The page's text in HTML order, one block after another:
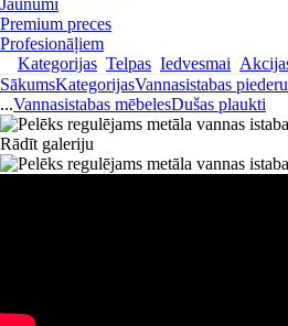
Jaunumi
Premium preces
Profesionāļiem
Kategorijas Telpas Iedvesmai
SākumsKategorijasVannasistabas
...Vannasistabas mēbelesDušas plaukti
Rādīt galeriju